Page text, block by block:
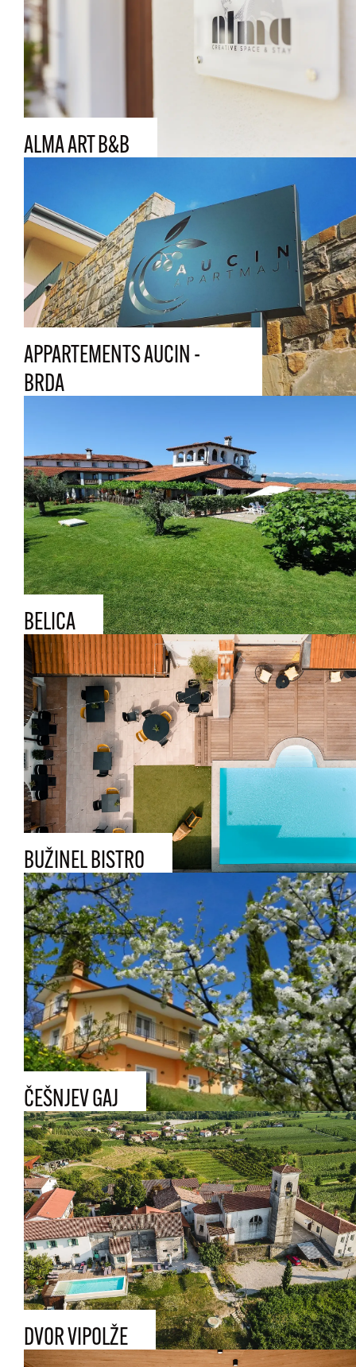
ALMA ART B&B
APPARTEMENTS AUCIN -
BRDA
BELICA
BUŽINEL BISTRO
ČEŠNJEV GAJ
DVOR VIPOLŽE